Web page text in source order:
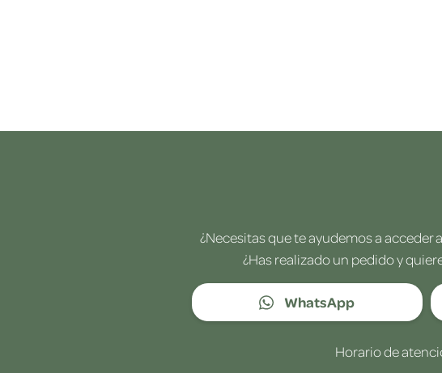
¿Necesitas que te ayudemos a acceder
¿Has realizado un pedido y
WhatsApp
Horario de